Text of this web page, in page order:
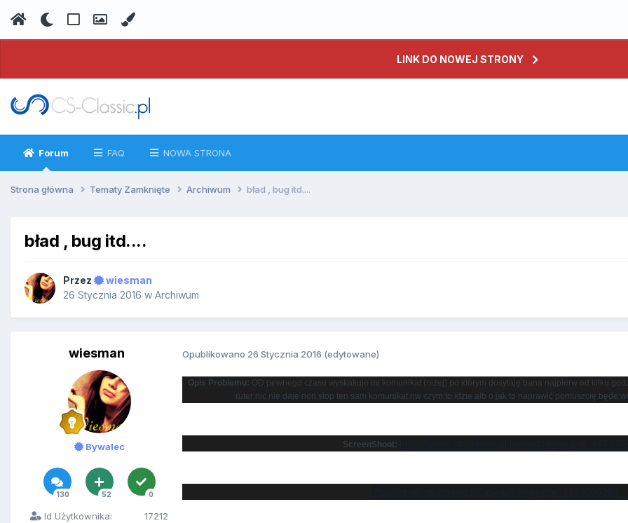
LINK DO NOWEJ STRONY
Forum FAQ NOWA STRONA
Strona główna Tematy Zamknięte Archiwum bład , bug itd....
bład , bug itd....
Przez
wiesman
26 Stycznia 2016 w Archiwum
wiesman
Bywalec
130 52 0
Id Użytkownika:
17212
Opublikowano 26 Stycznia 2016 (edytowane)
Opis Problemu: OD pewnego czasu wyskakuje mi komunikat (niżej) po którym dosytaję bana najpierw od kilku
ruter nic nie daje non stop ten sam komunikat nw czym to idzie alb o jak to naprawić pomuszcię będe
ScreenShoot: